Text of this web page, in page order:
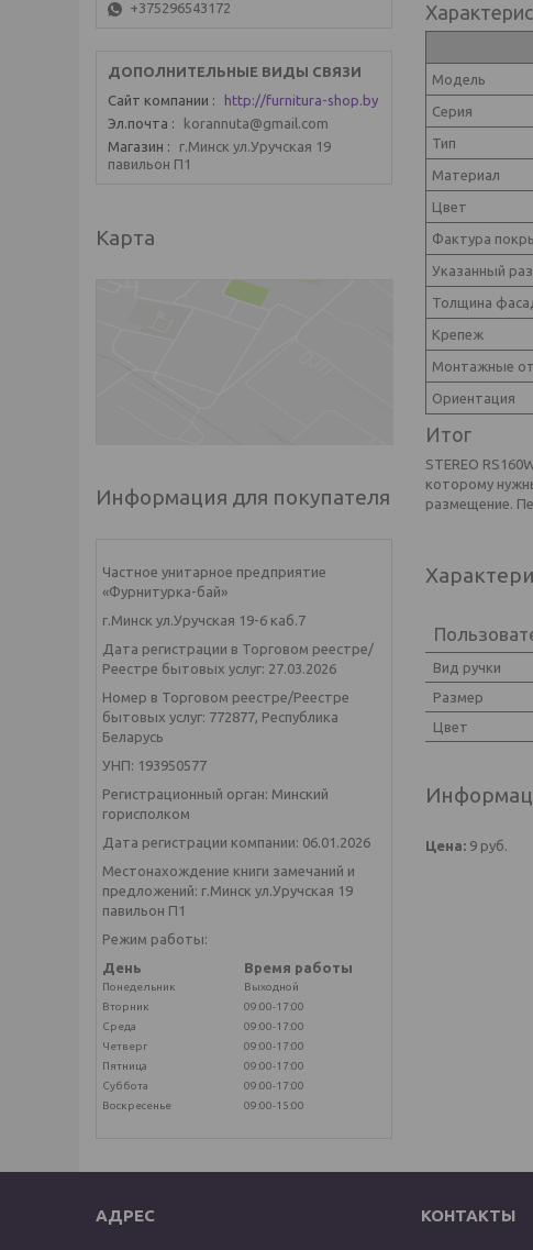
Модель
Серия
Тип
Материал
Цвет
Фактура
Указанный
Толщина
Крепеж
Монтажные
Ориентация
Итог
STEREO
которому
размещение.
Вид ручки
Размер
Цвет
Цена: 9 руб.
+375296543172
Сайт компании
http://furnitura-shop.by
Эл.почта
korannuta@gmail.com
Магазин
г.Минск ул.Уручская 19
павильон П1
Карта
Информация для покупателя
Частное унитарное предприятие
«Фурнитурка-бай»
г.Минск ул.Уручская 19-6 каб.7
Дата регистрации в Торговом реестре/
Реестре бытовых услуг: 27.03.2026
Номер в Торговом реестре/Реестре
бытовых услуг: 772877, Республика
Беларусь
УНП: 193950577
Регистрационный орган: Минский
горисполком
Дата регистрации компании: 06.01.2026
Местонахождение книги замечаний и
предложений: г.Минск ул.Уручская 19
павильон П1
Режим работы:
День
Время работы
Понедельник
Выходной
Вторник
09:00-17:00
Среда
09:00-17:00
Четверг
09:00-17:00
Пятница
09:00-17:00
Суббота
09:00-17:00
Воскресенье
09:00-15:00